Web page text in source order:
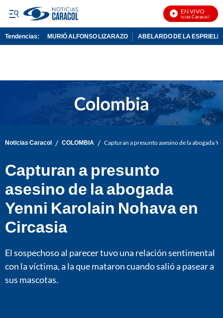
EN VIVO
Noticias Caracol En
Tendencias: MURIÓ ALFONSO LIZARAZO ABELARDO DE LA
Noticias Caracol / COLOMBIA / Capturan a presunto asesino de la abogada
Capturan a presunto
asesino de la abogada
Yenni Karolain Nohava en
Circasia
El sospechoso al parecer tuvo una relación sentimental
con la víctima, a la que mataron cuando salió a pasear a
sus mascotas.